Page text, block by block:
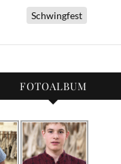
Schwingfest
FOTOALBUM